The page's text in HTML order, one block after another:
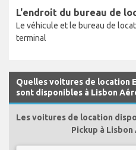
L'endroit du bureau de
Le véhicule et le bureau de
terminal
Quelles voitures de location
sont disponibles à Lisbon
Les voitures de location
Pickup à